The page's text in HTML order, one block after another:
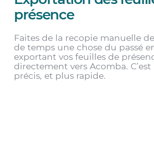
présence
Faites de la recopie manuelle
de temps une chose du passé
exportant vos feuilles de
directement vers Acomba.
précis, et plus rapide.